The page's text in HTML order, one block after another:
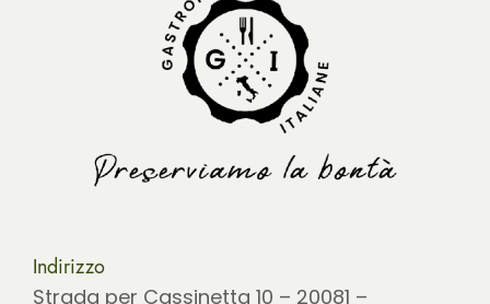
Indirizzo
Strada per Cassinetta 10 – 20081 –